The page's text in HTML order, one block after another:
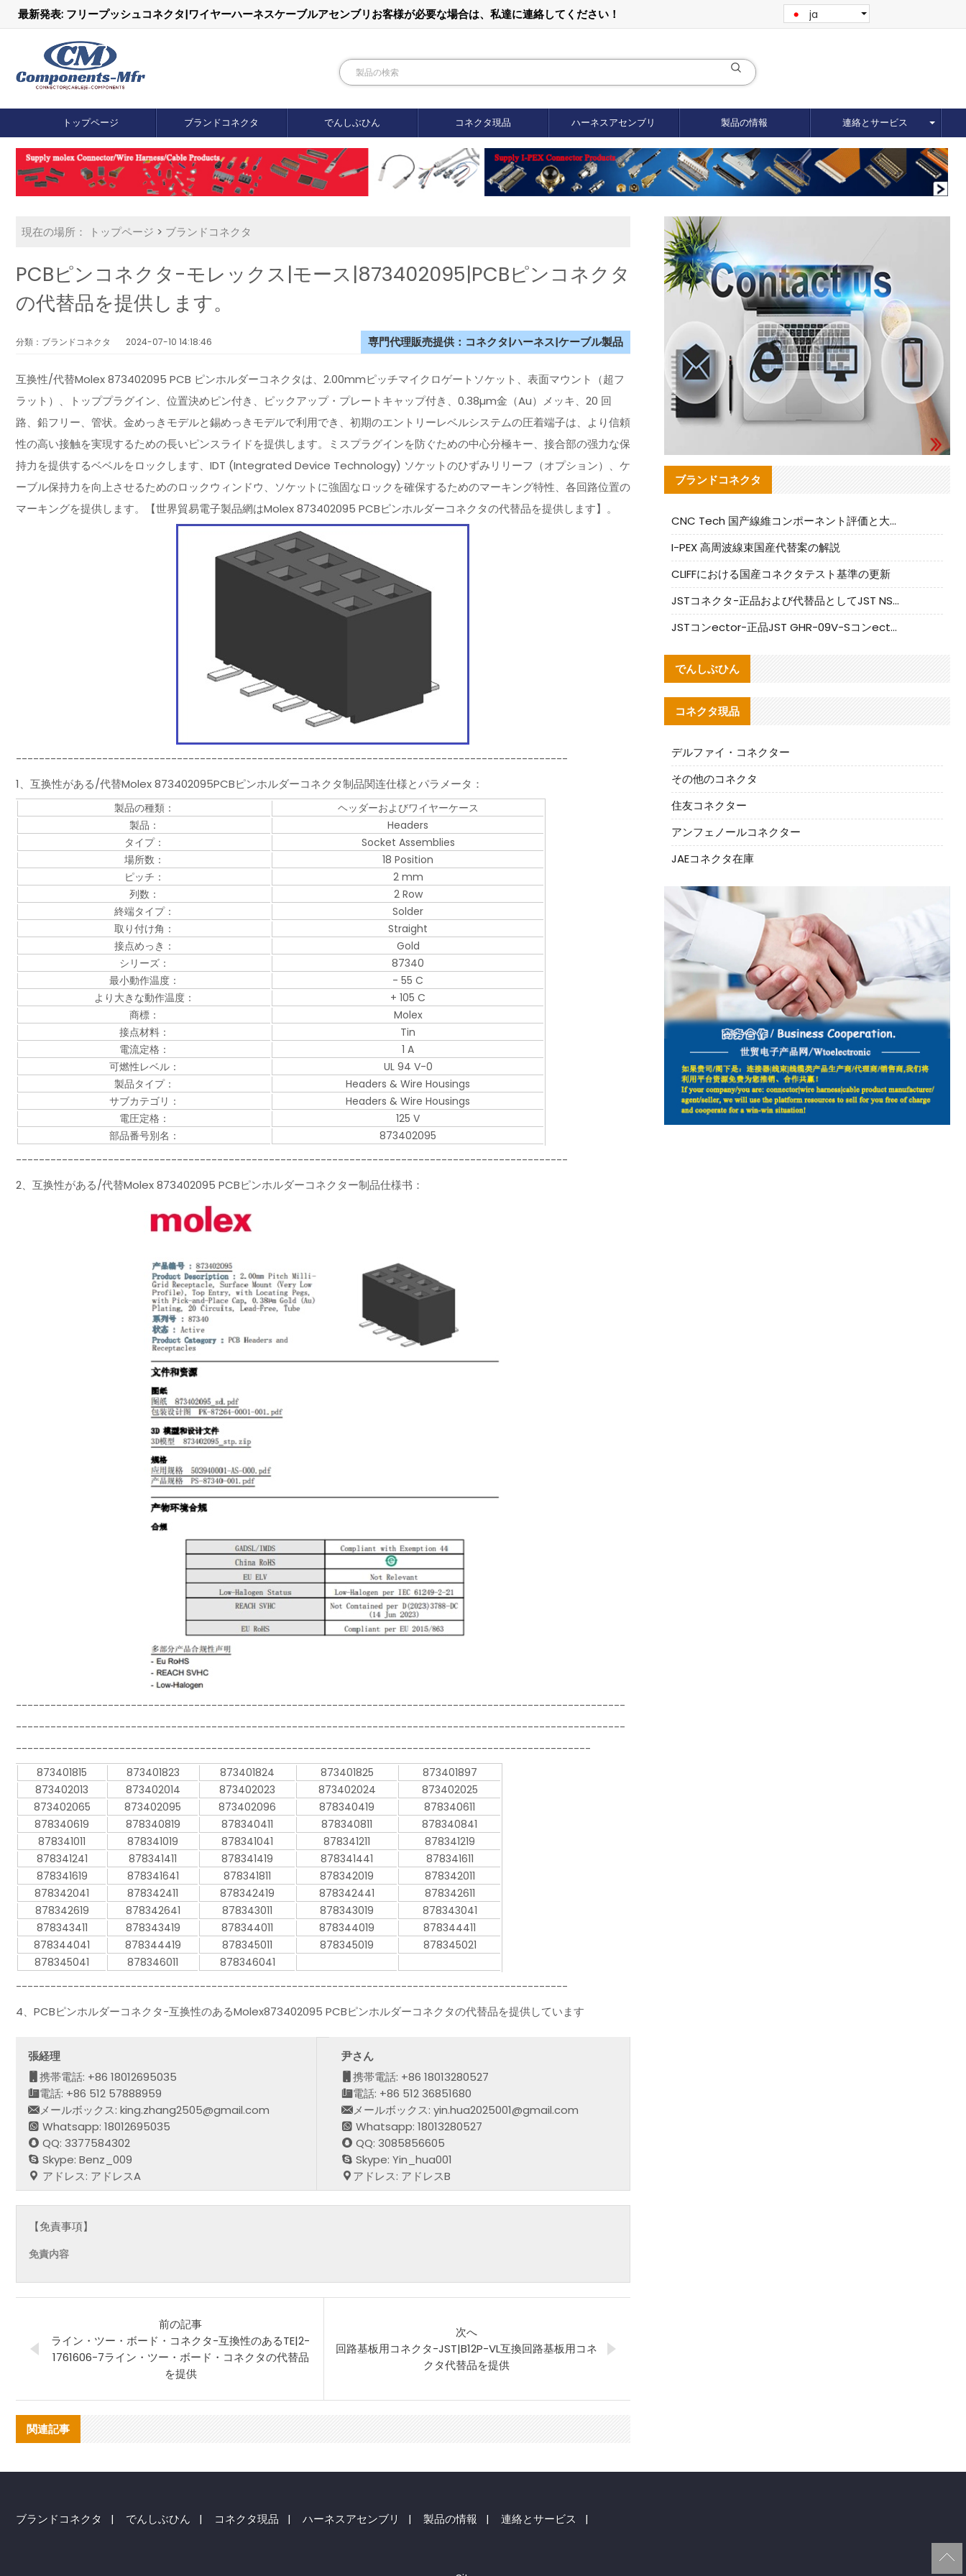
最新発表: フリープッシュコネクタ|ワイヤーハーネスケーブルアセンブリお客様が必要な場合は、私達に連絡してください！ ja
トップページ ブランドコネクタ でんしぶひん コネクタ現品 ハーネスアセンブリ 製品の情報 連絡とサービス
現在の場所： トップページ > ブランドコネクタ
PCBピンコネクタ-モレックス|モース|873402095|PCBピンコネクタ
の代替品を提供します。
分類：ブランドコネクタ 2024-07-10 14:18:46 専門代理販売提供：コネクタ|ハーネス|ケーブル製品
互换性/代替Molex 873402095 PCB ピンホルダーコネクタは、2.00mmピッチマイクロゲートソケット、表面マウント（超フ
ラット）、トッププラグイン、位置決めピン付き、ピックアップ・プレートキャップ付き、0.38µm金（Au）メッキ、20 回
路、鉛フリー、管状。金めっきモデルと錫めっきモデルで利用でき、初期のエントリーレベルシステムの圧着端子は、より信頼
性の高い接触を実現するための長いピンスライドを提供します。ミスプラグインを防ぐための中心分極キー、接合部の强力な保
持力を提供するベベルをロックします、IDT (Integrated Device Technology) ソケットのひずみリリーフ（オプション）、ケ
ーブル保持力を向上させるためのロックウィンドウ、ソケットに強固なロックを確保するためのマーキング特性、各回路位置の
マーキングを提供します。【世界貿易電子製品網はMolex 873402095 PCBピンホルダーコネクタの代替品を提供します】。
------------------------------------------------------------------------------------------------
1、互换性がある/代替Molex 873402095PCBピンホルダーコネクタ制品関连仕様とパラメータ：
製品の種類：
ヘッダーおよびワイヤーケース
製品：
Headers
タイプ：
Socket Assemblies
場所数：
18 Position
ピッチ：
2 mm
列数：
2 Row
終端タイプ：
Solder
取り付け角：
Straight
接点めっき：
Gold
シリーズ：
87340
最小動作温度：
- 55 C
より大きな動作温度：
+ 105 C
商標：
Molex
接点材料：
Tin
電流定格：
1 A
可燃性レベル：
UL 94 V-0
製品タイプ：
Headers & Wire Housings
サブカテゴリ：
Headers & Wire Housings
電圧定格：
125 V
部品番号別名：
873402095
------------------------------------------------------------------------------------------------
2、互换性がある/代替Molex 873402095 PCBピンホルダーコネクター制品仕様书：
----------------------------------------------------------------------------------------------------------
----------------------------------------------------------------------------------------------------------
----------------------------------------------------------------------------------------------------
873401815 873401823 873401824 873401825
873401897
873402013
873402014 873402023 873402024
873402025
873402065
873402095 873402096 878340419
878340611
878340619
878340819 878340411 878340811
878340841
878341011
878341019 878341041 878341211
878341219
878341241
878341411 878341419 878341441
878341611
878341619
878341641 878341811 878342019
878342011
878342041
878342411 878342419 878342441
878342611
878342619
878342641 878343011 878343019
878343041
878343411
878343419 878344011 878344019
878344411
878344041
878344419 878345011 878345019
878345021
878345041
878346011 878346041
------------------------------------------------------------------------------------------------
4、PCBピンホルダーコネクタ-互换性のあるMolex873402095 PCBピンホルダーコネクタの代替品を提供しています
張経理
携帯電話: +86 18012695035
電話: +86 512 57888959
メールボックス: king.zhang2505@gmail.com
Whatsapp: 18012695035
QQ: 3377584302
Skype: Benz_009
アドレス: アドレスA
尹さん
携帯電話: +86 18013280527
電話: +86 512 36851680
メールボックス: yin.hua2025001@gmail.com
Whatsapp: 18013280527
QQ: 3085856605
Skype: Yin_hua001
アドレス: アドレスB
【免責事項】
免責内容
前の記事
ライン・ツー・ボード・コネクタ-互換性のあるTE|2-
1761606-7ライン・ツー・ボード・コネクタの代替品
を提供
次へ
回路基板用コネクタ-JST|B12P-VL互換回路基板用コネ
クタ代替品を提供
関連記事
ブランドコネクタ
CNC Tech 国产線維コンポーネント評価と大量生産適合ガイド
I-PEX 高周波線束国産代替案の解説
CLIFFにおける国産コネクタテスト基準の更新
JSTコネクタ-正品および代替品としてJST NSHR-02V-Sコネクタを提供します
JSTコンector-正品JST GHR-09V-Sコンector|代替品提供
でんしぶひん
コネクタ現品
デルファイ・コネクター
その他のコネクタ
住友コネクター
アンフェノールコネクター
JAEコネクタ在庫
ブランドコネクタ | でんしぶひん | コネクタ現品 | ハーネスアセンブリ | 製品の情報 | 連絡とサービス |